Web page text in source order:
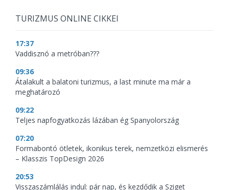
TURIZMUS ONLINE CIKKEI
17:37
Vaddisznó a metróban???
09:36
Átalakult a balatoni turizmus, a last minute ma már a
meghatározó
09:22
Teljes napfogyatkozás lázában ég Spanyolország
07:20
Formabontó ötletek, ikonikus terek, nemzetközi elismerés
– Klasszis TopDesign 2026
20:53
Visszaszámlálás indul: pár nap, és kezdődik a Sziget